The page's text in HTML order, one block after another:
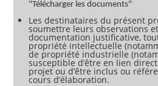
— 1. engagement vers le zéro
— 2. plan de transition aligné sur
ou
— 3. progrès alignés sur le zéro
"Télécharger les documents"
Les destinataires du présent
soumettre leurs observations
documentation justificative,
propriété intellectuelle
de propriété industrielle
susceptible d’être en lien
projet ou d’être inclus ou
cours d’élaboration.